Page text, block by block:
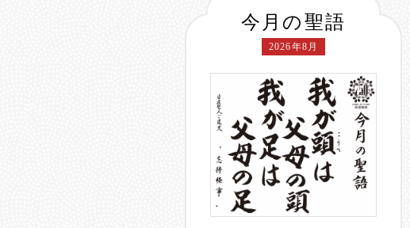
今月の聖語
2026年8月